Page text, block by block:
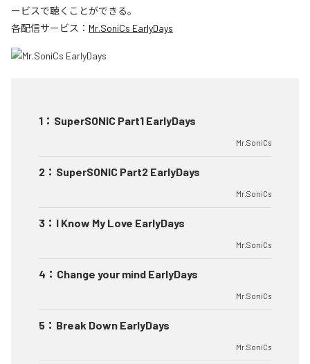
ービスで聴くことができる。
各配信サービス： Mr.SoniCs EarlyDays
1 ： SuperSONIC Part1 EarlyDays
Mr.SoniCs
2 ： SuperSONIC Part2 EarlyDays
Mr.SoniCs
3 ： I Know My Love EarlyDays
Mr.SoniCs
4 ： Change your mind EarlyDays
Mr.SoniCs
5 ： Break Down EarlyDays
Mr.SoniCs